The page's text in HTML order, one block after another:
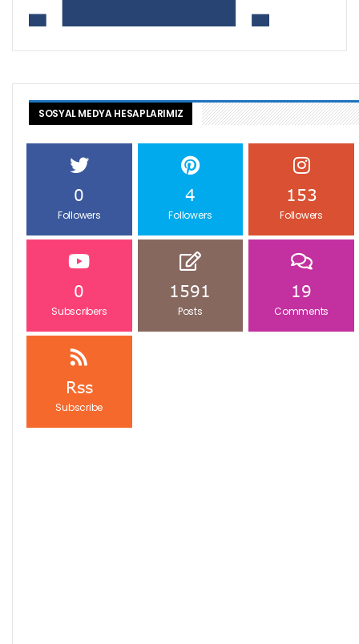
SOSYAL MEDYA HESAPLARIMIZ
0
Followers
4
Followers
153
Followers
0
Subscribers
1591
Posts
19
Comments
Rss
Subscribe